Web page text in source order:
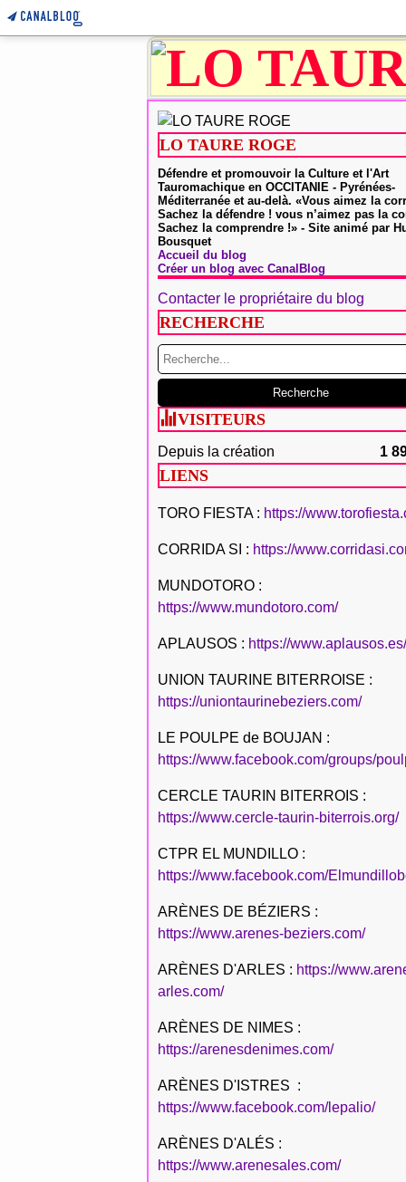
LO TAURE ROGE
Défendre et promouvoir la Culture et l'Art
Tauromachique en OCCITANIE - Pyrénées-
Méditerranée et au-delà. «Vous aimez la
Sachez la défendre ! vous n’aimez pas la
Sachez la comprendre !» - Site animé par
Bousquet
Accueil du blog
Créer un blog avec CanalBlog
Contacter le propriétaire du blog
RECHERCHE
VISITEURS
Depuis la création 1
LIENS
TORO FIESTA : https://
CORRIDA SI : https://
MUNDOTORO :
https://www.mundotoro.com/
APLAUSOS : https://www.aplausos.es/
UNION TAURINE BITERROISE :
https://uniontaurinebeziers.com/
LE POULPE de BOUJAN :
https://www.facebook.com/groups/
CERCLE TAURIN BITERROIS :
https://www.cercle-taurin-biterrois.org/
CTPR EL MUNDILLO :
https://www.facebook.com/
ARÈNES DE BÉZIERS :
https://www.arenes-beziers.com/
ARÈNES D'ARLES : https://
arles.com/
ARÈNES DE NIMES :
https://arenesdenimes.com/
ARÈNES D'ISTRES :
https://www.facebook.com/lepalio/
ARÈNES D'ALÉS :
https://www.arenesales.com/